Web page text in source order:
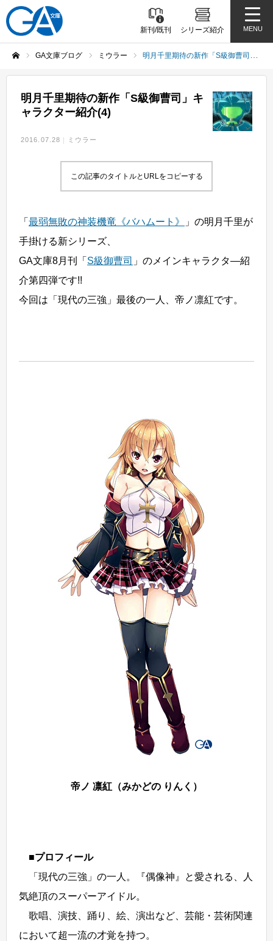
新刊/既刊 シリーズ紹介 MENU
GA文庫ブログ ミウラー 明月千里期待の新作「S級御曹司」キャラクター紹介(4)
明月千里期待の新作「S級御曹司」キ
ャラクター紹介(4)
2016.07.28 ミウラー
この記事のタイトルとURLをコピーする
「 最弱無敗の神装機竜《バハムート》
」の明月千里が
手掛ける新シリーズ、
GA文庫8月刊「 S級御曹司 」のメインキャラクタ―紹
介第四弾です!!
今回は「現代の三強」最後の一人、帝ノ凛紅です。
帝ノ 凛紅（みかどの りんく）
■プロフィール
「現代の三強」の一人。『偶像神』と愛される、人
気絶頂のスーパーアイドル。
歌唱、演技、踊り、絵、演出など、芸能・芸術関連
において超一流の才覚を持つ。